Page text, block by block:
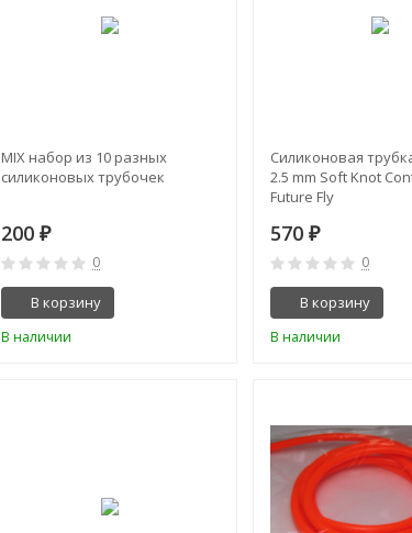
MIX набор из 10 разных
силиконовых трубочек
200 ₽
0
В корзину
В наличии
Силиконовая
2.5 mm Soft Knot
Future Fly
570 ₽
0
В корзину
В наличии